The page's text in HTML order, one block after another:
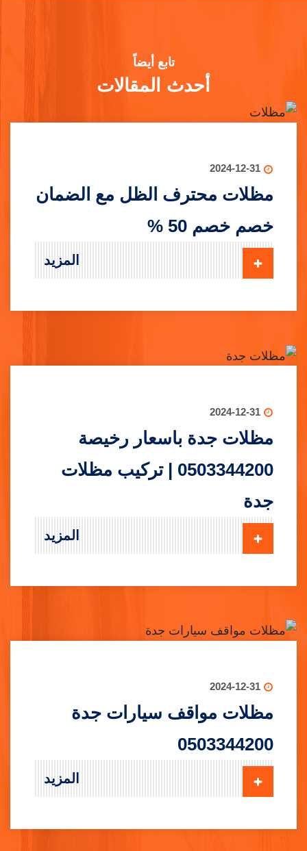
تابع أيضاً
أحدث المقالات
2024-12-31
مظلات محترف الظل مع الضمان
خصم خصم 50 %
المزيد
2024-12-31
مظلات جدة باسعار رخيصة
0503344200 | تركيب مظلات
جدة
المزيد
2024-12-31
مظلات مواقف سيارات جدة
0503344200
المزيد